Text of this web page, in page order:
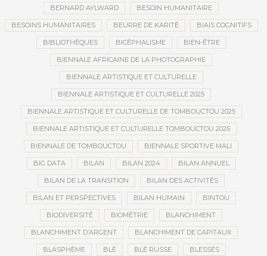
BERNARD AYLWARD BESOIN HUMANITAIRE
BESOINS HUMANITAIRES BEURRE DE KARITÉ BIAIS COGNITIFS
BIBLIOTHÈQUES BICÉPHALISME BIEN-ÊTRE
BIENNALE AFRICAINE DE LA PHOTOGRAPHIE
BIENNALE ARTISTIQUE ET CULTURELLE
BIENNALE ARTISTIQUE ET CULTURELLE 2025
BIENNALE ARTISTIQUE ET CULTURELLE DE TOMBOUCTOU 2025
BIENNALE ARTISTIQUE ET CULTURELLE TOMBOUCTOU 2025
BIENNALE DE TOMBOUCTOU BIENNALE SPORTIVE MALI
BIG DATA BILAN BILAN 2024 BILAN ANNUEL
BILAN DE LA TRANSITION BILAN DES ACTIVITÉS
BILAN ET PERSPECTIVES BILAN HUMAIN BINTOU
BIODIVERSITÉ BIOMÉTRIE BLANCHIMENT
BLANCHIMENT D’ARGENT BLANCHIMENT DE CAPITAUX
BLASPHÈME BLÉ BLÉ RUSSE BLESSÉS